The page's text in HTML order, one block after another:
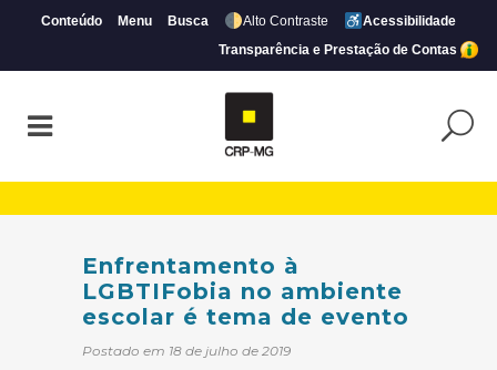
Conteúdo Menu Busca Alto Contraste
Acessibilidade
Transparência e Prestação de Contas
Enfrentamento à
LGBTIFobia no ambiente
escolar é tema de evento
Postado em 18 de julho de 2019